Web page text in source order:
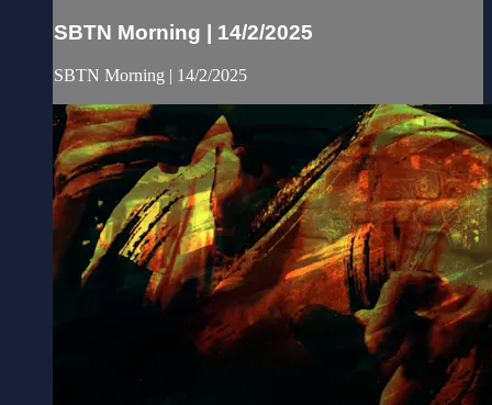
SBTN Morning | 14/2/2025
SBTN Morning | 14/2/2025